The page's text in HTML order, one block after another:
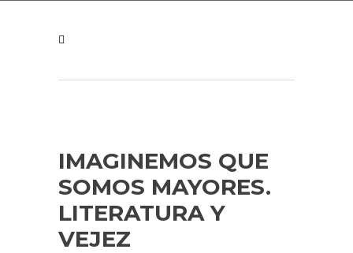
IMAGINEMOS QUE
SOMOS MAYORES.
LITERATURA Y
VEJEZ